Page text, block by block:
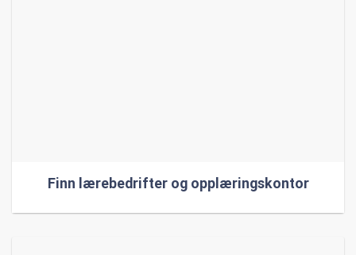
Finn lærebedrifter og opplæringskontor